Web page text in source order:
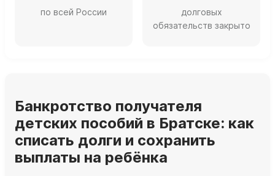
по всей России
долговых
обязательств закрыто
Банкротство получателя
детских пособий в Братске: как
списать долги и сохранить
выплаты на ребёнка